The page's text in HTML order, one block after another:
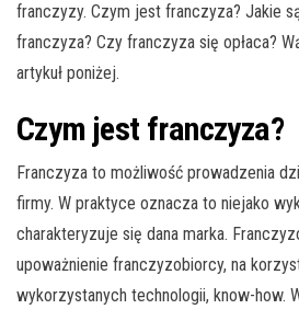
franczyzy. Czym jest franczyza? Jakie
franczyza? Czy franczyza się opłaca?
artykuł poniżej.
Czym jest franczyza?
Franczyza to możliwość prowadzenia
firmy. W praktyce oznacza to niejako
charakteryzuje się dana marka.
upoważnienie franczyzobiorcy, na
wykorzystanych technologii, know-how.